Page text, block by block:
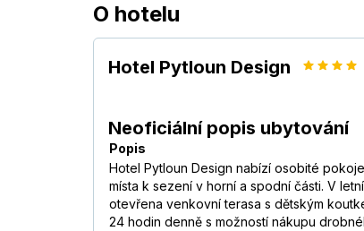
O hotelu
Hotel Pytloun Design
Neoficiální popis ubytování
Popis
Hotel Pytloun Design nabízí osobité
místa k sezení v horní a spodní části. V
otevřena venkovní terasa s dětským
24 hodin denně s možností nákupu